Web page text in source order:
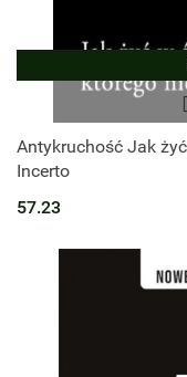
Antykruchość Jak
Incerto
57.23